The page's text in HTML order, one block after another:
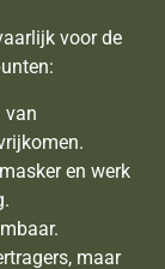
voor de
van
en werk
maar